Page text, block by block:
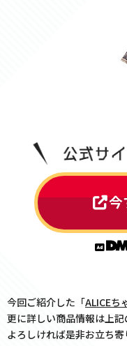
今
今回ご紹介した「ALICEち
更に詳しい商品情報は上記
よろしければ是非お立ち寄